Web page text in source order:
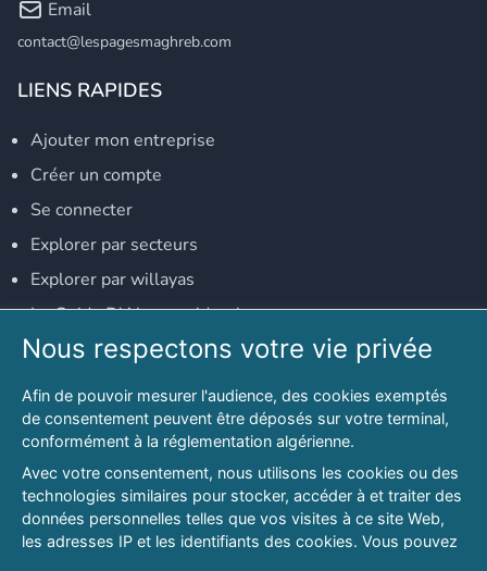
Email
contact@lespagesmaghreb.com
LIENS RAPIDES
Ajouter mon entreprise
Créer un compte
Se connecter
Explorer par secteurs
Explorer par willayas
Le Guide D'Alger, guide-alger.com
NOS RÉSEAUX SOCIAUX
Notre page Facebook
Notre page LinkedIn
Notre page Instagram
Notre page Twitter
Nous respectons votre vie privée
Afin de pouvoir mesurer l'audience, des cookies exemptés
de consentement peuvent être déposés sur votre terminal,
conformément à la réglementation algérienne.
Avec votre consentement, nous utilisons les cookies ou des
technologies similaires pour stocker, accéder à et traiter des
données personnelles telles que vos visites à ce site Web,
les adresses IP et les identifiants des cookies. Vous pouvez